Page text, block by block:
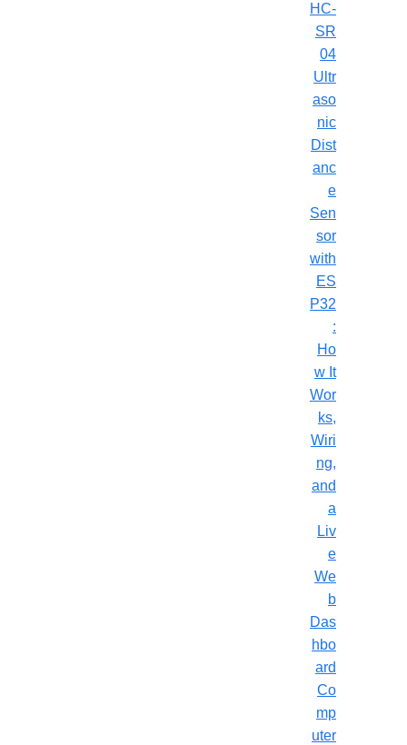
HC-
SR
04
Ultr
aso
nic
Dist
anc
e
Sen
sor
with
ES
P32
:
Ho
w It
Wor
ks,
Wiri
ng,
and
a
Liv
e
We
b
Das
hbo
ard
Co
mp
uter